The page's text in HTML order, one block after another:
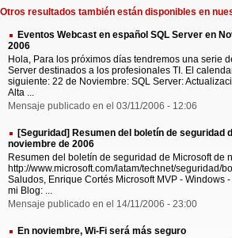
Otros resultados también están disponibles en
Eventos Webcast en español SQL Server en
2006
Hola, Para los próximos días tendremos una serie
Server destinados a los profesionales TI. El
siguiente: 22 de Noviembre: SQL Server:
Alta ...
Mensaje publicado en el 03/11/2006 - 12:06
[Seguridad] Resumen del boletín de seguridad
noviembre de 2006
Resumen del boletín de seguridad de Microsoft de
http://www.microsoft.com/latam/technet/seguridad/
Saludos, Enrique Cortés Microsoft MVP - Windows
mi Blog: ...
Mensaje publicado en el 14/11/2006 - 23:00
En noviembre, Wi-Fi será más seguro